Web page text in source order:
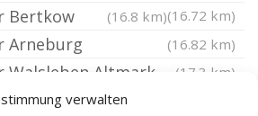
verwalten
(16.72 km)
Bertkow (16.8 km)
Arneburg (16.82 km)
Walsleben Altmark (17.3 km)
Groß Pankow Prignitz